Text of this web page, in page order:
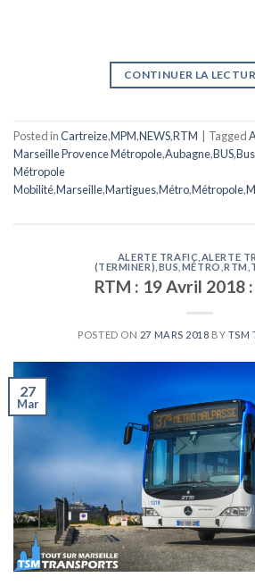
CONTINUER LA
Posted inCartreize,MPM,NEWS,RTM Tagged
Marseille Provence Métropole,Aubagne,BUS,
Métropole
Mobilité,Marseille,Martigues,Métro,Métropole,
ALERTE TRAFIC ALERTE
(TERMINER) BUS MÉTRO ,RTM
RTM : 19 Avril 2018
POSTED ON 27 MARS 2018 BY TSM
27
Mar